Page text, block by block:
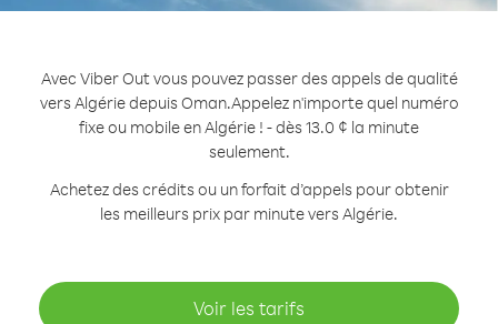
Avec Viber Out vous pouvez passer des appels de qualité
vers Algérie depuis Oman.Appelez n'importe quel numéro
fixe ou mobile en Algérie ! - dès 13.0 ¢ la minute
seulement.
Achetez des crédits ou un forfait d’appels pour obtenir
les meilleurs prix par minute vers Algérie.
Voir les tarifs